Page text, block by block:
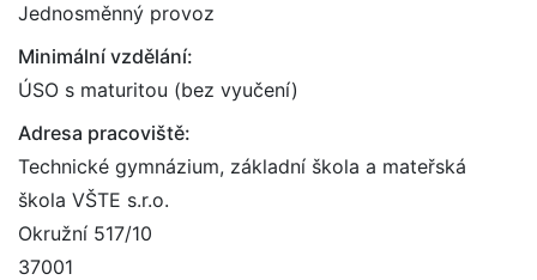
Jednosměnný provoz
Minimální vzdělání:
ÚSO s maturitou (bez vyučení)
Adresa pracoviště:
Technické gymnázium, základní škola a mateřská
škola VŠTE s.r.o.
Okružní 517/10
37001